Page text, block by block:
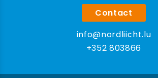
Contact
info@nordliicht.lu
+352 803866